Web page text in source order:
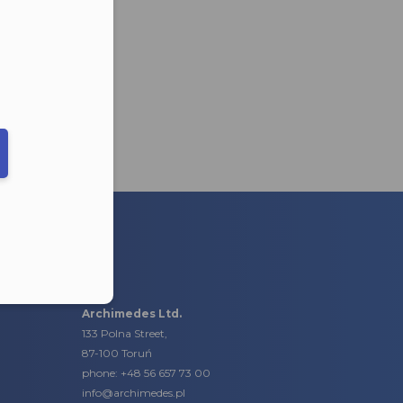
Archimedes Ltd.
133 Polna Street,
87-100 Toruń
phone: +48 56 657 73 00
info@archimedes.pl
call
w formacie E164